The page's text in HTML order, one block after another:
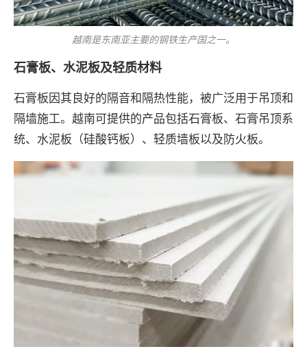
越南是东南亚主要的钢铁生产国之一。
石膏板、水泥板及轻质材料
石膏板因其良好的隔音和隔热性能，被广泛用于吊顶和
隔墙施工。越南可提供的产品包括石膏板、石膏吊顶系
统、水泥板（硅酸钙板）、轻质墙板以及防火板。